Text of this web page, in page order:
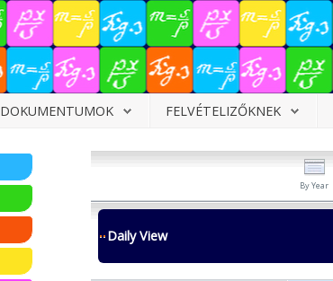
DOKUMENTUMOK FELVÉTELIZŐKNEK
By Year
Daily View